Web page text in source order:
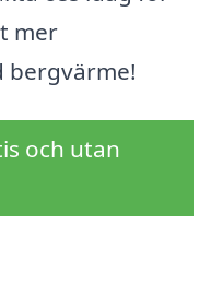
mer
bergvärme!
och utan